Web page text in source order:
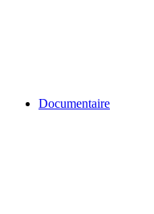
Documentaire